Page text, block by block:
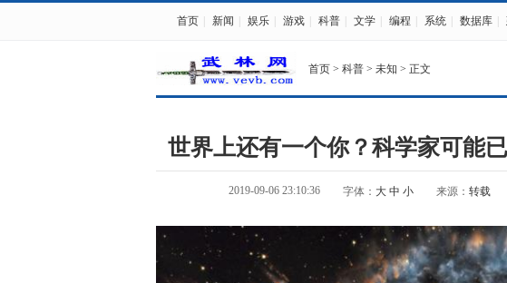
首页 新闻 娱乐 游戏 科普 文学 编程 系统 数据库
首页 > 科普 > 未知 > 正文
世界上还有一个你？科学家可能
2019-09-06 23:10:36 字体： 大 中 小 来源： 转载